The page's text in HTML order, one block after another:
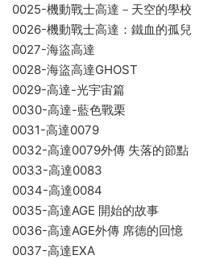
0025-機動戰士高達－天空的學校
0026-機動戰士高達：鐵血的孤兒
0027-海盜高達
0028-海盜高達GHOST
0029-高達-光宇宙篇
0030-高達-藍色戰栗
0031-高達0079
0032-高達0079外傳 失落的節點
0033-高達0083
0034-高達0084
0035-高達AGE 開始的故事
0036-高達AGE外傳 席德的回憶
0037-高達EXA